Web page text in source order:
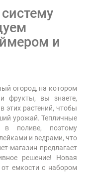
и
огород, на котором
фрукты, вы знаете,
этих растений, чтобы
урожай. Тепличные
в поливе, поэтому
и ведрами, что
магазин предлагает
решение! Новая
емкости с набором